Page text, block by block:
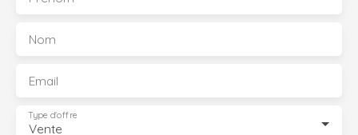
Nom
Email
Vente
Type d'offre